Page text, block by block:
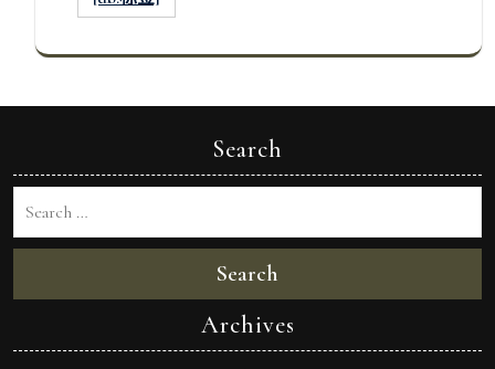
Search
Search
Archives